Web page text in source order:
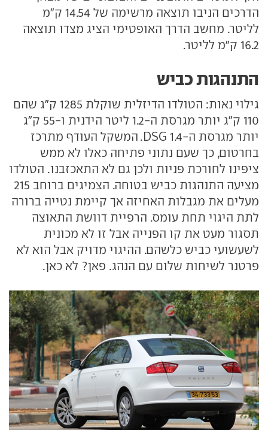
הדרכים הניבו תוצאה מרשימה של 14.54 ק"מ
לליטר. מחשב הדרך האופטימי הציג מצדו תוצאה
16.2 ק"מ לליטר.
התנהגות כביש
גילוי נאות: הטולדו הדיזלית שוקלת 1285 ק"ג שהם
110 ק"ג יותר מגרסת ה-1.2 ליטר הידנית ו-55 ק"ג
יותר מגרסת ה-1.4 DSG. המשקל העודף מתרכז
בחרטום, כך שעם נתוני פתיחה כאלו לא ממש
ציפינו לחורכת פניות ולכן גם לא התאכזבנו. הטולדו
מציעה התנהגות כביש בטוחה. הצמיגים ברוחב 215
מעלים את מגבלות האחיזה אך קיימת נטייה ברורה
לתת היגוי תחת עומס. הרפיית דוושת התאוצה
תסגור מעט את קו הפנייה אבל זו לא מכונית
לשעשועי כביש כלשהם. ההיגוי מדויק אבל הוא לא
פרטנר לשיחות שלום עם הנהג. פאן? לא כאן.